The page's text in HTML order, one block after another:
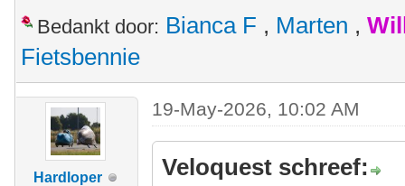
Bedankt door: Bianca F , Marten ,
Fietsbennie
Hardloper
19-May-2026, 10:02 AM
Veloquest schreef: